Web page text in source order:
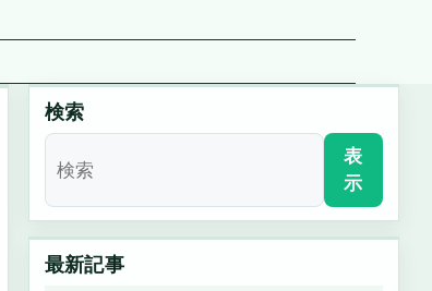
検索
表
示
最新記事